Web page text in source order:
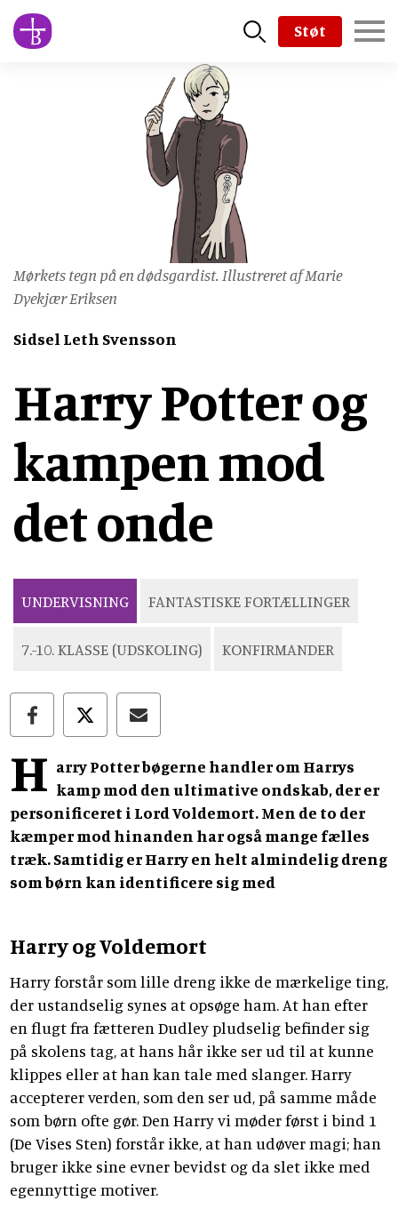
Skip
to
Støt
Mørkets tegn på en dødsgardist. Illustreret af Marie
Dyekjær Eriksen
Sidsel Leth Svensson
Harry Potter og
kampen mod
det onde
UNDERVISNING FANTASTISKE FORTÆLLINGER
7.-10. KLASSE (UDSKOLING) KONFIRMANDER
H arry Potter bøgerne handler om Harrys
kamp mod den ultimative ondskab, der er
personificeret i Lord Voldemort. Men de to der
kæmper mod hinanden har også mange fælles
træk. Samtidig er Harry en helt almindelig dreng
som børn kan identificere sig med
Harry og Voldemort
Harry forstår som lille dreng ikke de mærkelige ting,
der ustandselig synes at opsøge ham. At han efter
en flugt fra fætteren Dudley pludselig befinder sig
på skolens tag, at hans hår ikke ser ud til at kunne
klippes eller at han kan tale med slanger. Harry
accepterer verden, som den ser ud, på samme måde
som børn ofte gør. Den Harry vi møder først i bind 1
(De Vises Sten) forstår ikke, at han udøver magi; han
bruger ikke sine evner bevidst og da slet ikke med
egennyttige motiver.